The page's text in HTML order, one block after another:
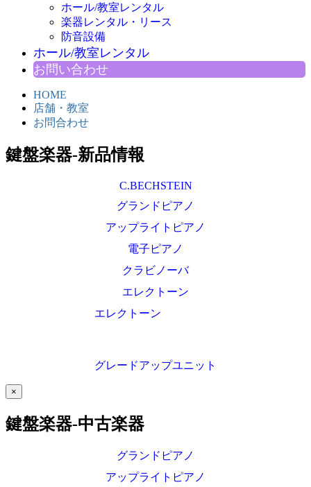
ホール/教室レンタル
楽器レンタル・リース
防音設備
ホール/教室レンタル
お問い合わせ
HOME
店舗・教室
お問合わせ
鍵盤楽器-新品情報
C.BECHSTEIN
グランドピアノ
アップライトピアノ
電子ピアノ
クラビノーバ
エレクトーン
エレクトーン
グレードアップユニット
×
鍵盤楽器-中古楽器
グランドピアノ
アップライトピアノ